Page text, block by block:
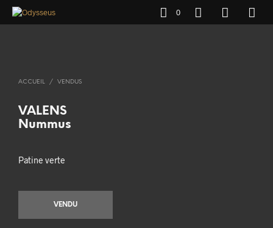
0
ACCUEIL / VENDUS
VALENS
Nummus
Patine verte
VENDU